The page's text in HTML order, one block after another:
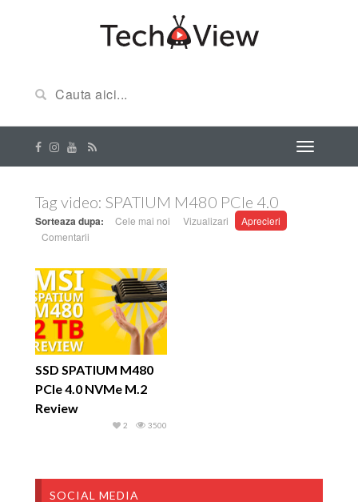
Tag video: SPATIUM M480 PCIe 4.0
Sorteaza dupa: Cele mai noi Vizualizari
Aprecieri
Comentarii
SSD SPATIUM M480
PCIe 4.0 NVMe M.2
Review
3500
2
SOCIAL MEDIA